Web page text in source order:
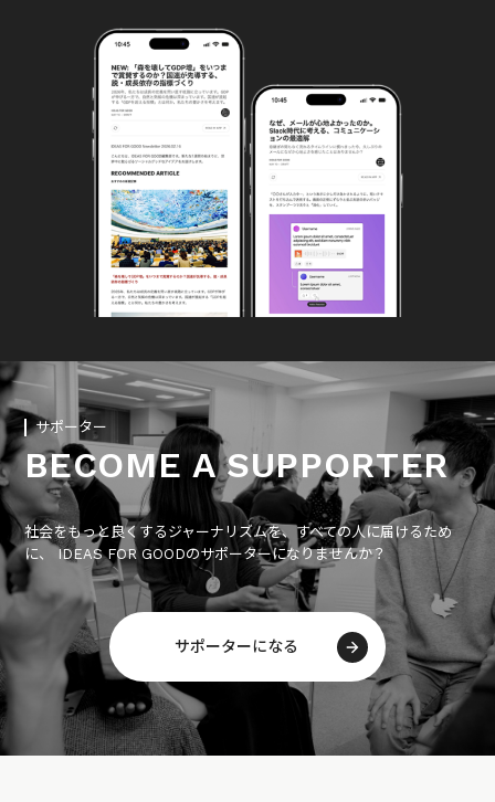
サポーター
BECOME A SUPPORTER
社会をもっと良くするジャーナリズムを、すべての人に届けるため
に、 IDEAS FOR GOODのサポーターになりませんか？
サポーターになる